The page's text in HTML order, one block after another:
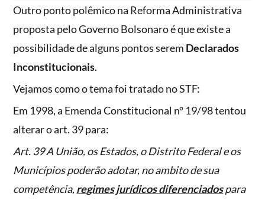
Outro ponto polêmico na Reforma Administrativa
proposta pelo Governo Bolsonaro é que existe a
possibilidade de alguns pontos serem Declarados
Inconstitucionais.
Vejamos como o tema foi tratado no STF:
Em 1998, a Emenda Constitucional nº 19/98 tentou
alterar o art. 39 para:
Art. 39 A União, os Estados, o Distrito Federal e os
Municípios poderão adotar, no ambito de sua
competência,regimes jurídicos diferenciadospara